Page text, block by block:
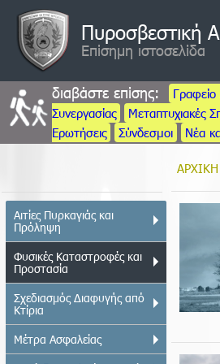
Πυροσβεστική
Επίσημη ιστοσελίδα
Αιτίες Πυρκαγιάς και
Πρόληψη
Φυσικές Καταστροφές και
Προστασία
Σχεδιασμός Διαφυγής από
Κτίρια
Μέτρα Ασφαλείας
ΑΡΧΙΚΗ
διαβάστε επίσης:
Συνεργασίας
Μεταπτυχιακές
Ερωτήσεις
Σύνδεσμοι Νέα